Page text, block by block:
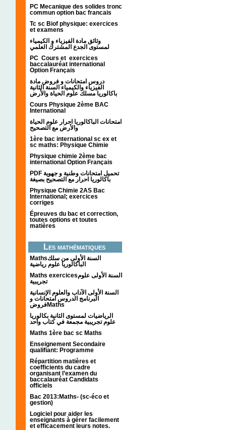
PC Mecanique des solides tronc
commun option bac francais
Tc sc Biof physique: exercices
et examens
وثائق مادة الفيزياء و الكيمياء
PC Cours et exercices
baccalauréat international
Option Français
دروس امتحانات و فروض مادة
الفيزياء والكيمياء السنة الثانية
باكالوريا مسلك علوم الحياة والأرض
Cours Physique 2ème BAC
International
امتحانات الباكالوريا احرار علوم الحياة
والأرض مع التصحيح
1ère bac international sc ex et
sc maths: Physique Chimie
Physique chimie 2ème bac
international Option Français
PDF تحميل امتحانات وطنية و جهوية
باكالوريا احرار مع التصحيح بصيغة
Physique Chimie 2AS Bac
International; exercices
corriges
Épreuves du bac et correction,
toutes options et toutes
matières
Les mathématiques
Mathsالسنة الأولى من سلك
الباكالوريا علوم رياضية
Maths exercicesالسنة الأولى علوم
تجريبية
السنة الأولى الآداب والعلوم الإنسانية
البرنامج الدروس امتحانات و
فروضMaths
الرياضيات لمستوى الثانية بكالوريا
علوم تجريبية مجمعة في كتاب واحد
Maths 1ère bac sc Maths
Enseignement Secondaire
qualifiant: Programme
Répartition matières et
coefficients du cadre
organisant l’examen du
baccalauréat Candidats
officiels
Bac 2013:Maths- (sc-éco et
gestion)
Logiciel pour aider les
enseignants à gérer facilement
et efficacement leurs notes.